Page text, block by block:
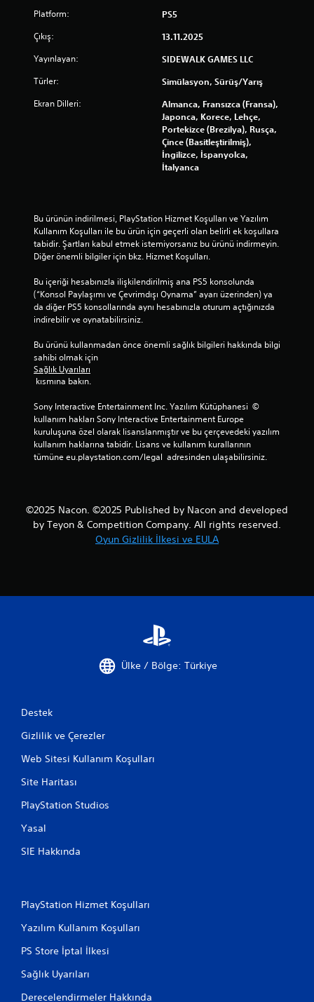
Platform: PS5
Çıkış: 13.11.2025
Yayınlayan: SIDEWALK GAMES LLC
Türler: Simülasyon, Sürüş/Yarış
Ekran Dilleri:
Almanca, Fransızca (Fransa),
Japonca, Korece, Lehçe,
Portekizce (Brezilya), Rusça,
Çince (Basitleştirilmiş),
İngilizce, İspanyolca,
İtalyanca
Bu ürünün indirilmesi, PlayStation Hizmet Koşulları ve Yazılım
Kullanım Koşulları ile bu ürün için geçerli olan belirli ek koşullara
tabidir. Şartları kabul etmek istemiyorsanız bu ürünü indirmeyin.
Diğer önemli bilgiler için bkz. Hizmet Koşulları.
Bu içeriği hesabınızla ilişkilendirilmiş ana PS5 konsolunda
(“Konsol Paylaşımı ve Çevrimdışı Oynama” ayarı üzerinden) ya
da diğer PS5 konsollarında aynı hesabınızla oturum açtığınızda
indirebilir ve oynatabilirsiniz.
Bu ürünü kullanmadan önce önemli sağlık bilgileri hakkında bilgi
sahibi olmak için
Sağlık Uyarıları
kısmına bakın.
Sony Interactive Entertainment Inc. Yazılım Kütüphanesi  ©
kullanım hakları Sony Interactive Entertainment Europe
kuruluşuna özel olarak lisanslanmıştır ve bu çerçevedeki yazılım
kullanım haklarına tabidir. Lisans ve kullanım kurallarının
tümüne eu.playstation.com/legal  adresinden ulaşabilirsiniz.
©2025 Nacon. ©2025 Published by Nacon and developed
by Teyon & Competition Company. All rights reserved.
Oyun Gizlilik İlkesi ve EULA
Ülke / Bölge: Türkiye
Destek
Gizlilik ve Çerezler
Web Sitesi Kullanım Koşulları
Site Haritası
PlayStation Studios
Yasal
SIE Hakkında
PlayStation Hizmet Koşulları
Yazılım Kullanım Koşulları
PS Store İptal İlkesi
Sağlık Uyarıları
Derecelendirmeler Hakkında